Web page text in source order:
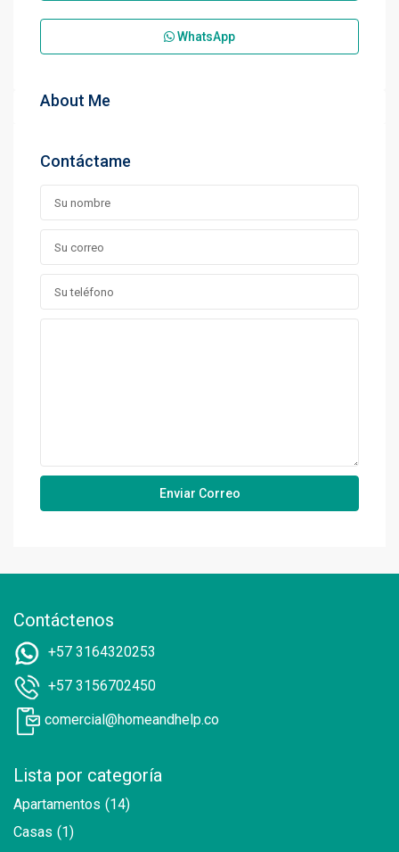
WhatsApp
About Me
Contáctame
Contáctenos
+57 3164320253
+57 3156702450
comercial@homeandhelp.co
Lista por categoría
Apartamentos (14)
Casas (1)